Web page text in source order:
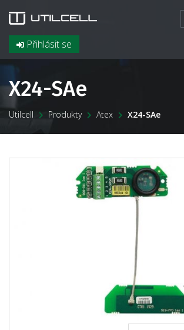
Přihlásit se
X24-SAe
Utilcell Produkty Atex X24-SAe